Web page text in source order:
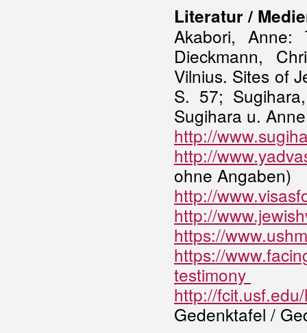
Literatur /
Akabori,
Dieckmann,
Vilnius. Sites of
S. 57;
Sugihara u.
http://
http://
ohne Angaben)
http://
http://
https://
https://
testimony
http://
Gedenktafel /